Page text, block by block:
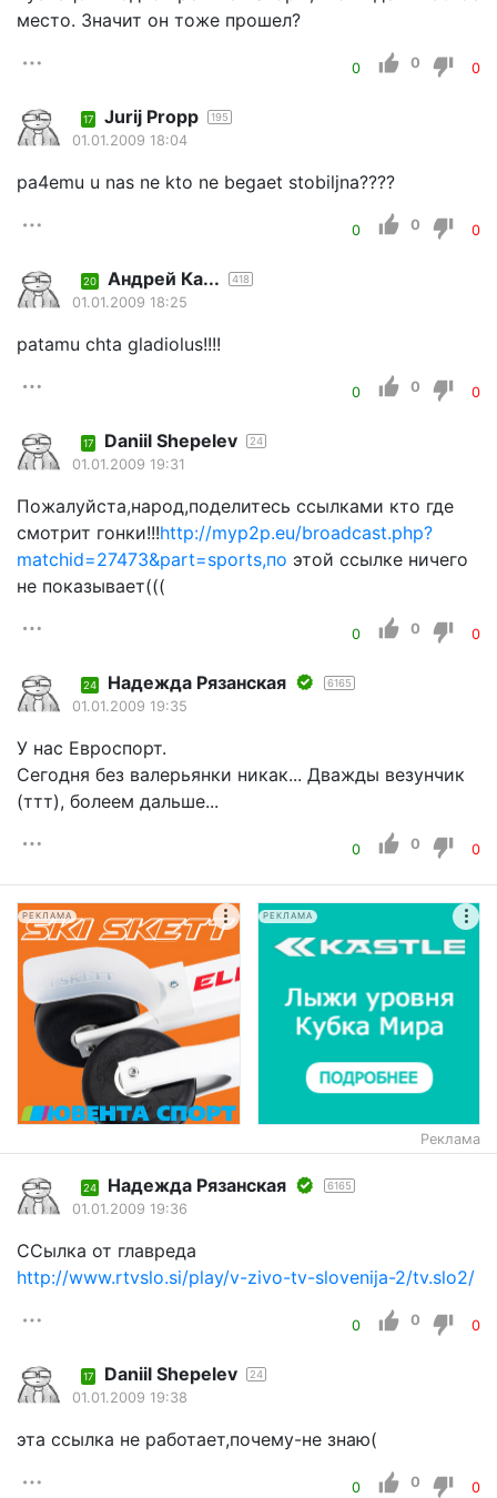
место. Значит он тоже прошел?
0 0 0
17 Jurij Propp 195
01.01.2009 18:04
pa4emu u nas ne kto ne begaet stobiljna????
0 0 0
20 Андрей Ка... 418
01.01.2009 18:25
patamu chta gladiolus!!!!
0 0 0
17 Daniil Shepelev 24
01.01.2009 19:31
Пожалуйста,народ,поделитесь ссылками кто где
смотрит гонки!!!http://myp2p.eu/broadcast.php?
matchid=27473&part=sports,по этой ссылке ничего
не показывает(((
0 0 0
24 Надежда Рязанская 6165
01.01.2009 19:35
У нас Евроспорт.
Сегодня без валерьянки никак... Дважды везунчик
(ттт), болеем дальше...
0 0 0
РЕКЛАМА РЕКЛАМА
Реклама
24 Надежда Рязанская 6165
01.01.2009 19:36
ССылка от главреда
http://www.rtvslo.si/play/v-zivo-tv-slovenija-2/tv.slo2/
0 0 0
17 Daniil Shepelev 24
01.01.2009 19:38
эта ссылка не работает,почему-не знаю(
0 0 0